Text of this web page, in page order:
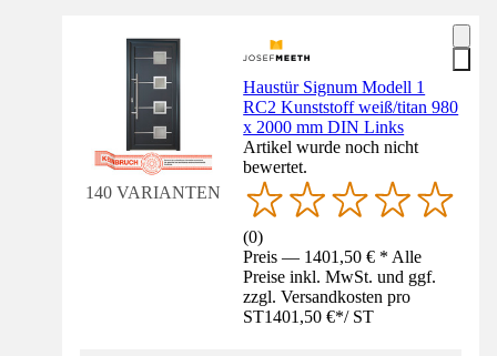
140 VARIANTEN
Haustür Signum Modell 1
RC2 Kunststoff weiß/titan 980
x 2000 mm DIN Links
Artikel wurde noch nicht
bewertet.
(0)
Preis — 1401,50 € * Alle
Preise inkl. MwSt. und ggf.
zzgl. Versandkosten pro
ST1401,50 €*/ ST